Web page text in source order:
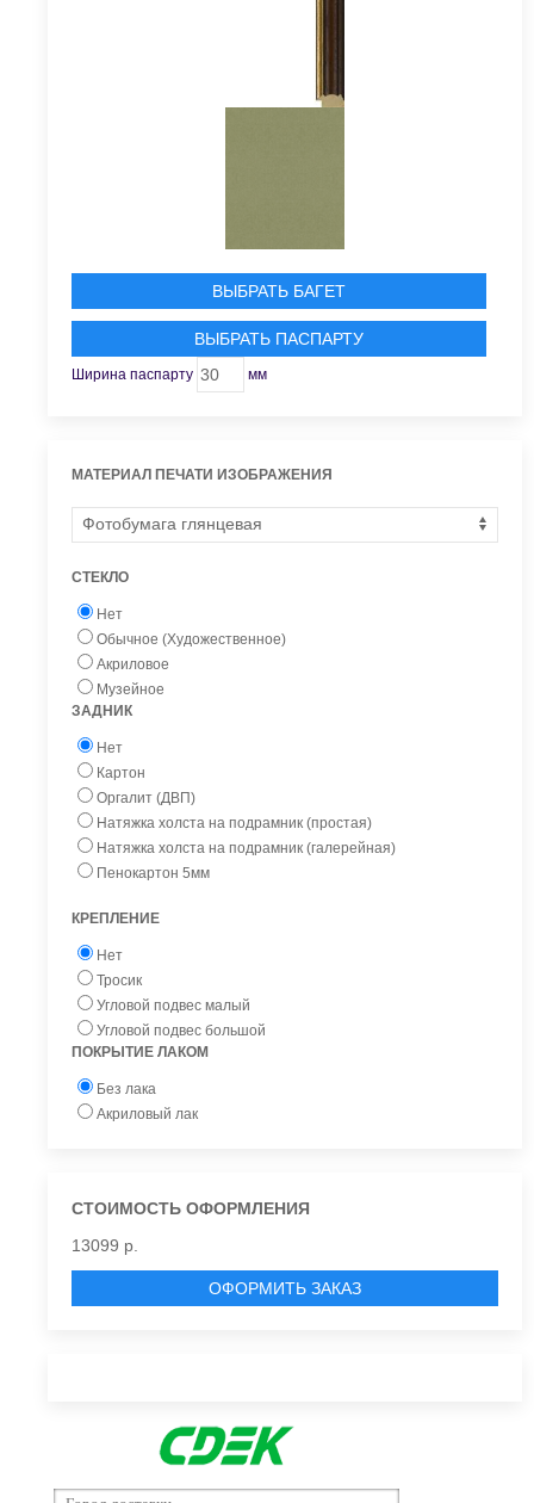
ВЫБРАТЬ БАГЕТ
ВЫБРАТЬ ПАСПАРТУ
Ширина паспарту мм
МАТЕРИАЛ ПЕЧАТИ ИЗОБРАЖЕНИЯ
СТЕКЛО
Нет
Обычное (Художественное)
Акриловое
Музейное
ЗАДНИК
Нет
Картон
Оргалит (ДВП)
Натяжка холста на подрамник (простая)
Натяжка холста на подрамник (галерейная)
Пенокартон 5мм
КРЕПЛЕНИЕ
Нет
Тросик
Угловой подвес малый
Угловой подвес большой
ПОКРЫТИЕ ЛАКОМ
Без лака
Акриловый лак
СТОИМОСТЬ ОФОРМЛЕНИЯ
13099 р.
ОФОРМИТЬ ЗАКАЗ